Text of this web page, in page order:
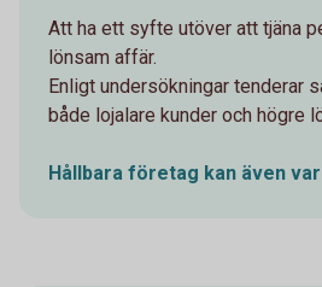
Att ha ett syfte utöver att tjäna
lönsam affär.
Enligt undersökningar tenderar
både lojalare kunder och högre
Hållbara företag kan även